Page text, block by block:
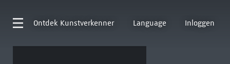
Ontdek Kunstverkenner Language Inloggen